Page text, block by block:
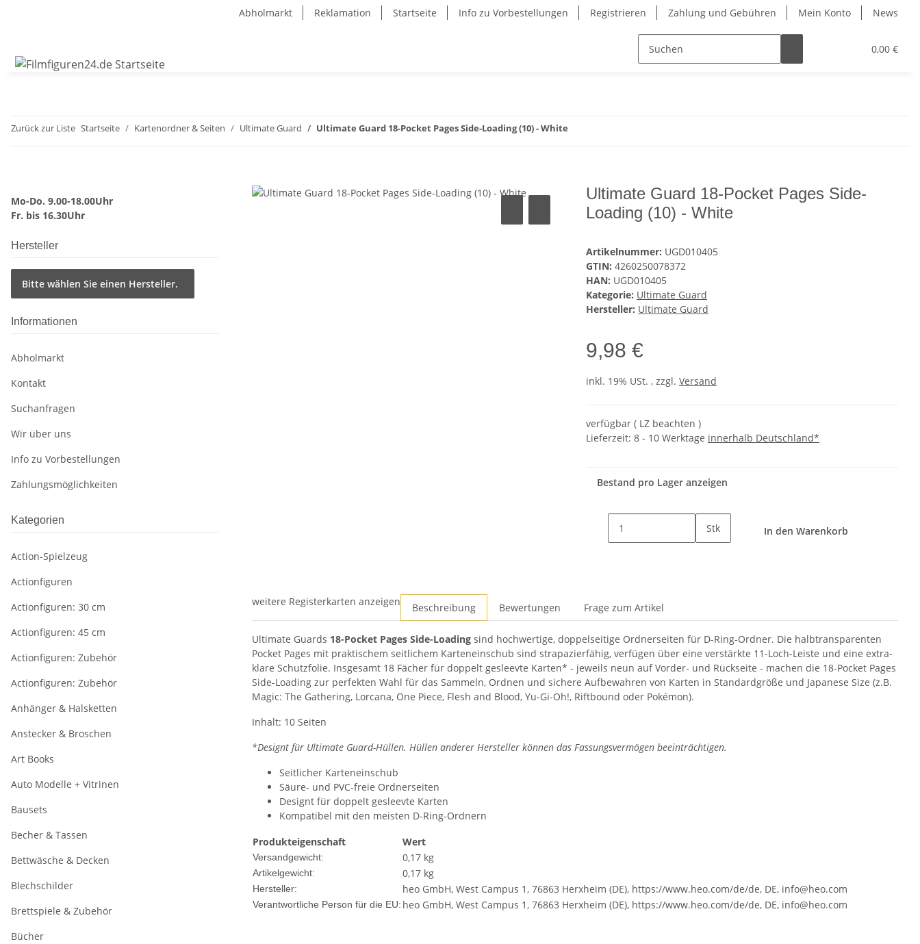
Abholmarkt Reklamation Startseite Info zu Vorbestellungen Registrieren Zahlung und Gebühren Mein Konto News
0,00 €
Zurück zur Liste Startseite Kartenordner & Seiten Ultimate Guard Ultimate Guard 18-Pocket Pages Side-Loading (10) - White
Ultimate Guard 18-Pocket Pages Side-
Loading (10) - White
Artikelnummer: UGD010405
GTIN: 4260250078372
HAN: UGD010405
Kategorie: Ultimate Guard
Hersteller: Ultimate Guard
9,98 €
inkl. 19% USt. , zzgl. Versand
verfügbar ( LZ beachten )
Lieferzeit: 8 - 10 Werktage innerhalb Deutschland*
Bestand pro Lager anzeigen
Stk In den Warenkorb
weitere Registerkarten anzeigen Beschreibung Bewertungen Frage zum Artikel
Ultimate Guards 18-Pocket Pages Side-Loading sind hochwertige, doppelseitige Ordnerseiten für D-Ring-Ordner. Die halbtransparenten
Pocket Pages mit praktischem seitlichem Karteneinschub sind strapazierfähig, verfügen über eine verstärkte 11-Loch-Leiste und eine extra-
klare Schutzfolie. Insgesamt 18 Fächer für doppelt gesleevte Karten* - jeweils neun auf Vorder- und Rückseite - machen die 18-Pocket Pages
Side-Loading zur perfekten Wahl für das Sammeln, Ordnen und sichere Aufbewahren von Karten in Standardgröße und Japanese Size (z.B.
Magic: The Gathering, Lorcana, One Piece, Flesh and Blood, Yu-Gi-Oh!, Riftbound oder Pokémon).
Inhalt: 10 Seiten
*Designt für Ultimate Guard-Hüllen. Hüllen anderer Hersteller können das Fassungsvermögen beeinträchtigen.
Seitlicher Karteneinschub
Säure- und PVC-freie Ordnerseiten
Designt für doppelt gesleevte Karten
Kompatibel mit den meisten D-Ring-Ordnern
Produkteigenschaft
Wert
Versandgewicht: 0,17 kg
Artikelgewicht: 0,17 kg
Hersteller: heo GmbH, West Campus 1, 76863 Herxheim (DE), https://www.heo.com/de/de, DE, info@heo.com
Verantwortliche Person für die EU: heo GmbH, West Campus 1, 76863 Herxheim (DE), https://www.heo.com/de/de, DE, info@heo.com
Mo-Do. 9.00-18.00Uhr
Fr. bis 16.30Uhr
Hersteller
Bitte wählen Sie einen Hersteller.
Informationen
Abholmarkt
Kontakt
Suchanfragen
Wir über uns
Info zu Vorbestellungen
Zahlungsmöglichkeiten
Kategorien
Action-Spielzeug
Actionfiguren
Actionfiguren: 30 cm
Actionfiguren: 45 cm
Actionfiguren: Zubehör
Actionfiguren: Zubehör
Anhänger & Halsketten
Anstecker & Broschen
Art Books
Auto Modelle + Vitrinen
Bausets
Becher & Tassen
Bettwäsche & Decken
Blechschilder
Brettspiele & Zubehör
Bücher